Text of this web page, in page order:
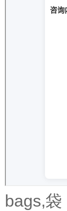
bags,袋